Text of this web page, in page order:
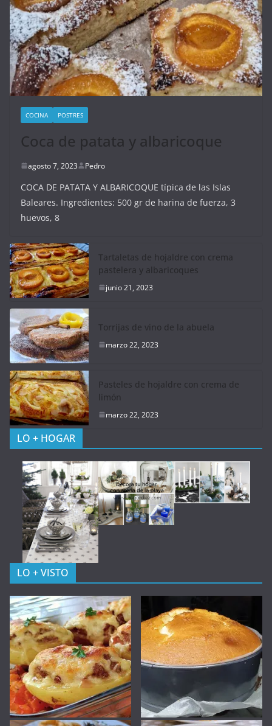
COCINA POSTRES
Coca de patata y albaricoque
agosto 7, 2023 Pedro
COCA DE PATATA Y ALBARICOQUE típica de las Islas
Baleares. Ingredientes: 500 gr de harina de fuerza, 3
huevos, 8
Tartaletas de hojaldre con crema
pastelera y albaricoques
junio 21, 2023
Torrijas de vino de la abuela
marzo 22, 2023
Pasteles de hojaldre con crema de
limón
marzo 22, 2023
LO + HOGAR
LO + VISTO